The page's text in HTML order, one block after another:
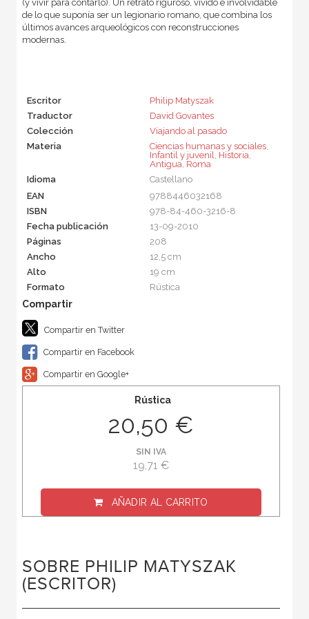
(y vivir para contarlo). Un retrato riguroso, vívido e involvidable
de lo que suponía ser un legionario romano, que combina los
últimos avances arqueológicos con reconstrucciones
modernas.
Escritor
Philip Matyszak
Traductor
David Govantes
Colección
Viajando al pasado
Materia
Ciencias humanas y sociales,
Infantil y juvenil
Historia
Antigua Roma
Idioma
Castellano
EAN
9788446032168
ISBN
978-84-460-3216-8
Fecha publicación
13-09-2010
Páginas
208
Ancho
12,5 cm
Alto
19 cm
Formato
Rústica
Compartir en Twitter
Compartir en Facebook
Compartir en Google+
Rústica
20,50 €
SIN IVA
19,71 €
AÑADIR AL CARRITO
SOBRE PHILIP MATYSZAK
(ESCRITOR)